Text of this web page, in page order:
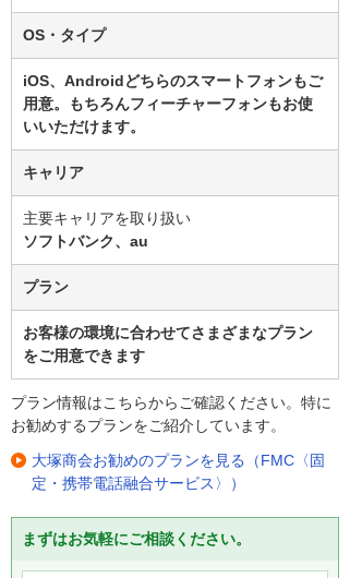
OS・タイプ
iOS、Androidどちらのスマートフォンもご
用意。もちろんフィーチャーフォンもお使
いいただけます。
キャリア
主要キャリアを取り扱い
ソフトバンク、au
プラン
お客様の環境に合わせてさまざまなプラン
をご用意できます
プラン情報はこちらからご確認ください。特に
お勧めするプランをご紹介しています。
大塚商会お勧めのプランを見る（FMC〈固
定・携帯電話融合サービス〉）
まずはお気軽にご相談ください。